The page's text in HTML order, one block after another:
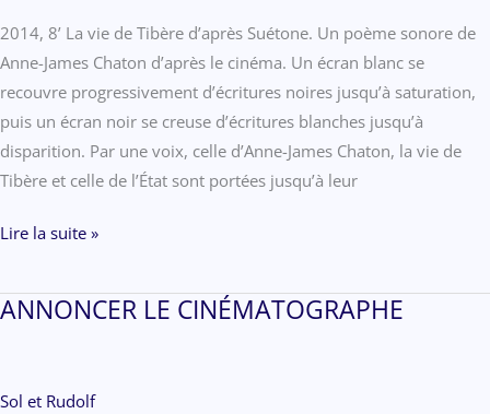
2014, 8’ La vie de Tibère d’après Suétone. Un poème sonore de
Anne-James Chaton d’après le cinéma. Un écran blanc se
recouvre progressivement d’écritures noires jusqu’à saturation,
puis un écran noir se creuse d’écritures blanches jusqu’à
disparition. Par une voix, celle d’Anne-James Chaton, la vie de
Tibère et celle de l’État sont portées jusqu’à leur
POÉSIE
ÉCRAN
Lire la suite »
ANNONCER LE CINÉMATOGRAPHE
Sol et Rudolf